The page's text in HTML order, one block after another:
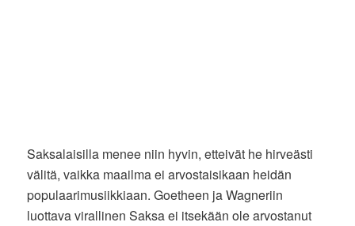
Saksalaisilla menee niin hyvin, etteivät he hirveästi
välitä, vaikka maailma ei arvostaisikaan heidän
populaarimusiikkiaan. Goetheen ja Wagneriin
luottava virallinen Saksa ei itsekään ole arvostanut